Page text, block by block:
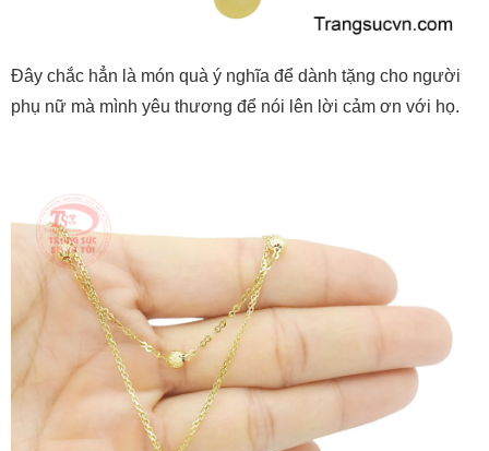
Đây chắc hẳn là món quà ý nghĩa để dành tặng cho người
phụ nữ mà mình yêu thương để nói lên lời cảm ơn với họ.